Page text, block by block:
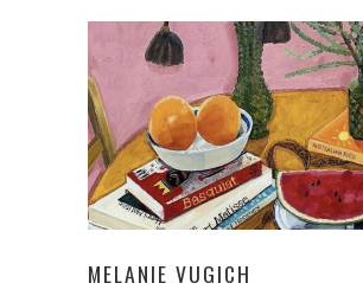
MELANIE VUGICH